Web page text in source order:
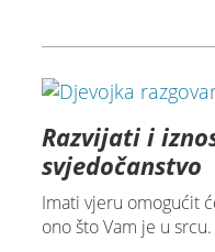
Razvijati i
svjedočanstvo
Imati vjeru omogućit
ono što Vam je u srcu.